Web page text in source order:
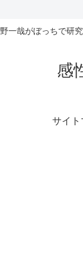
一哉がぼっちで研
感
サイト